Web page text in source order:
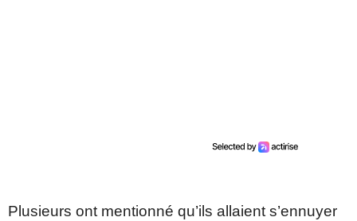
Plusieurs ont mentionné qu’ils allaient s’ennuyer